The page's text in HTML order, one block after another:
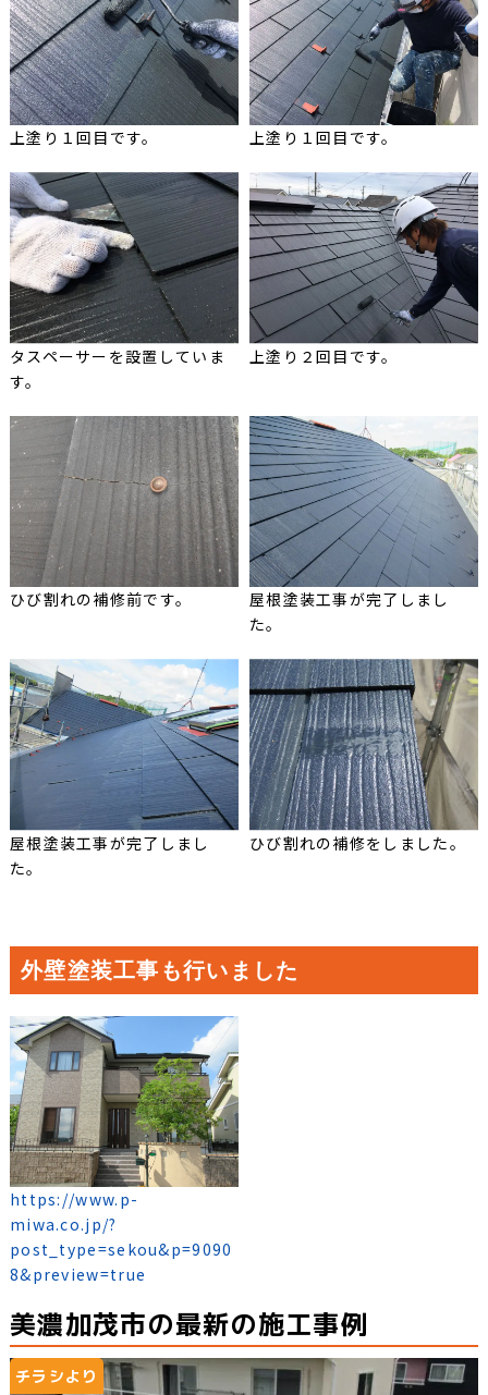
上塗り１回目です。 上塗り１回目です。
タスペーサーを設置していま
す。
上塗り２回目です。
ひび割れの補修前です。
屋根塗装工事が完了しまし
た。
屋根塗装工事が完了しまし
た。
ひび割れの補修をしました。
外壁塗装工事も行いました
https://www.p-
miwa.co.jp/?
post_type=sekou&p=9090
8&preview=true
美濃加茂市の最新の施工事例
チラシより